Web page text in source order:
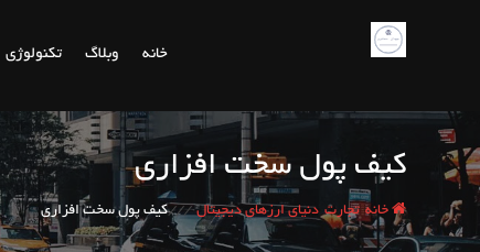
خانه وبلاگ تکنولوژی
کیف پول سخت افزاری
خانه / تجارت / دنیای ارزهای دیجیتال /کیف پول سخت افزاری